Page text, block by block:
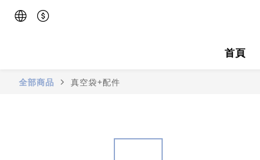
首頁
全部商品 真空袋+配件